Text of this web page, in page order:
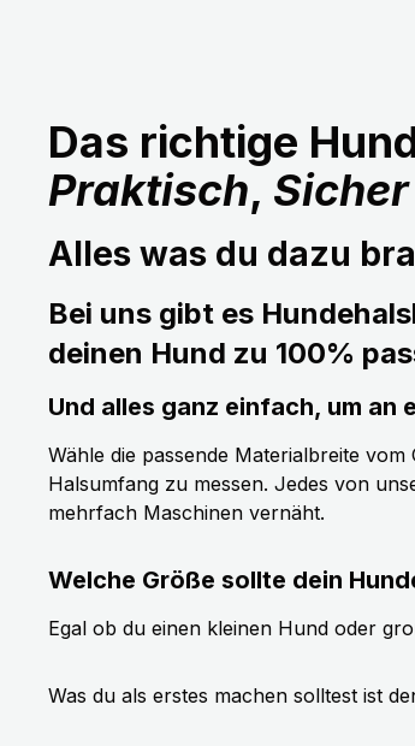
Das richtige
Praktisch, Sicher
Alles was du dazu
Bei uns gibt es
deinen Hund zu 100%
Und alles ganz einfach, um an
Wähle die passende Materialbreite
Halsumfang zu messen. Jedes von
mehrfach Maschinen vernäht.
Welche Größe sollte dein
Egal ob du einen kleinen Hund oder
Was du als erstes machen solltest ist